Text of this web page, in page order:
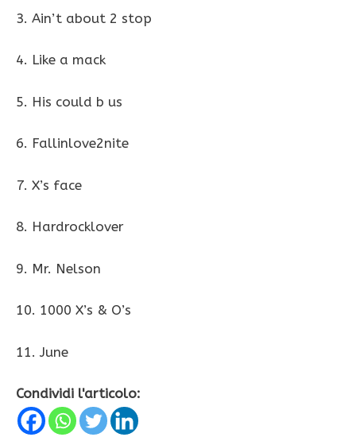
3. Ain’t about 2 stop
4. Like a mack
5. His could b us
6. Fallinlove2nite
7. X’s face
8. Hardrocklover
9. Mr. Nelson
10. 1000 X’s & O’s
11. June
Condividi l'articolo: